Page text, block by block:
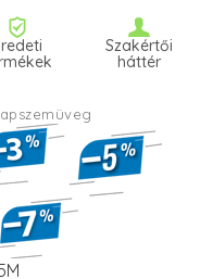
Szakértői
háttér